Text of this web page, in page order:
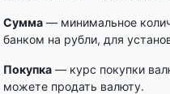
Сумма — минимальное
банком на рубли, для
Покупка — курс покупки
можете продать валюту.